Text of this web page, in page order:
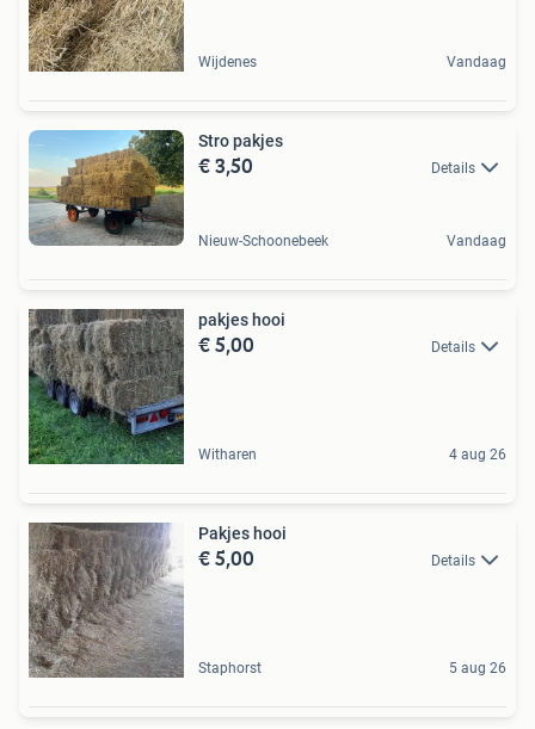
Wijdenes Vandaag
Stro pakjes
€ 3,50 Details
Nieuw-Schoonebeek Vandaag
pakjes hooi
€ 5,00 Details
Witharen 4 aug 26
Pakjes hooi
€ 5,00 Details
Staphorst 5 aug 26